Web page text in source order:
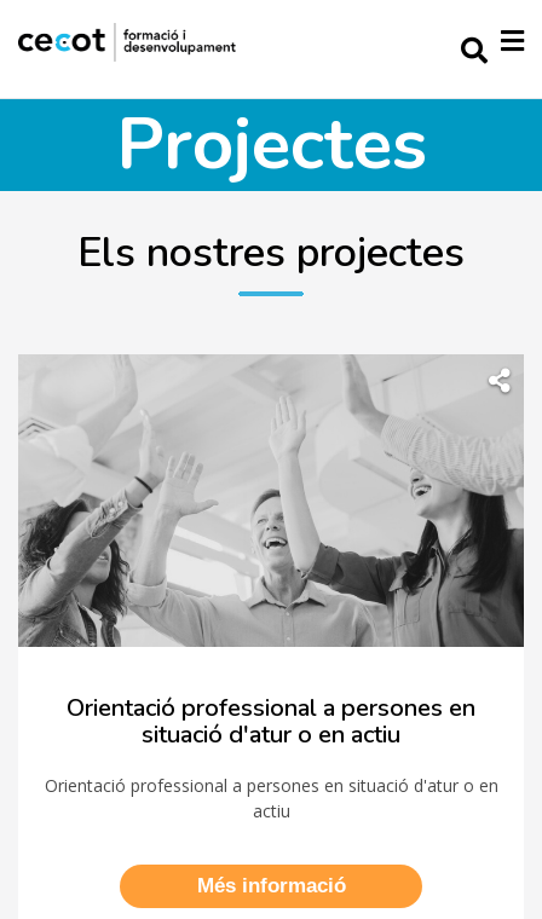
Projectes
Els nostres projectes
Orientació professional a persones en
situació d'atur o en actiu
Orientació professional a persones en situació d'atur o en
actiu
Més informació